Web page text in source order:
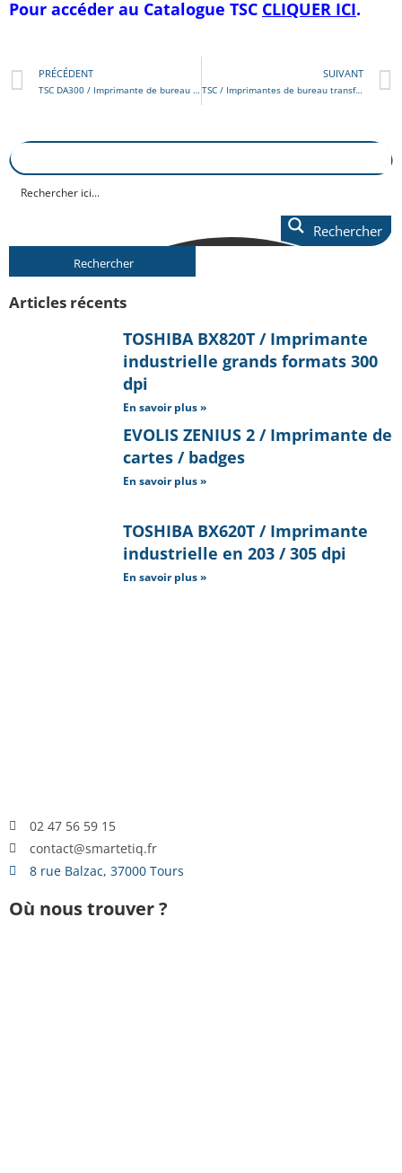
Pour accéder au Catalogue TSC CLIQUER ICI.
PRÉCÉDENT
TSC DA300 / Imprimante de bureau pour étiquettes / tickets thermiques
SUIVANT
TSC / Imprimantes de bureau transfert thermique
Rechercher
Rechercher
Articles récents
TOSHIBA BX820T / Imprimante
industrielle grands formats 300
dpi
En savoir plus »
EVOLIS ZENIUS 2 / Imprimante de
cartes / badges
En savoir plus »
TOSHIBA BX620T / Imprimante
industrielle en 203 / 305 dpi
En savoir plus »
02 47 56 59 15
contact@smartetiq.fr
8 rue Balzac, 37000 Tours
Où nous trouver ?